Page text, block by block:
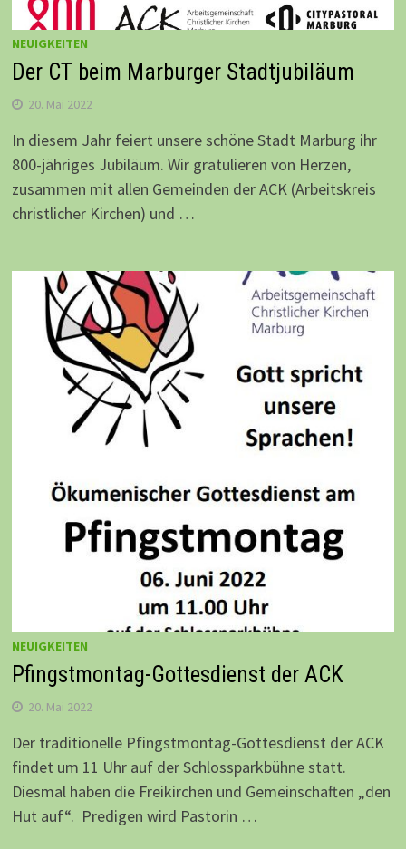
NEUIGKEITEN
Der CT beim Marburger Stadtjubiläum
20. Mai 2022
In diesem Jahr feiert unsere schöne Stadt Marburg ihr
800-jähriges Jubiläum. Wir gratulieren von Herzen,
zusammen mit allen Gemeinden der ACK (Arbeitskreis
christlicher Kirchen) und …
NEUIGKEITEN
Pfingstmontag-Gottesdienst der ACK
20. Mai 2022
Der traditionelle Pfingstmontag-Gottesdienst der ACK
findet um 11 Uhr auf der Schlossparkbühne statt.
Diesmal haben die Freikirchen und Gemeinschaften „den
Hut auf“. Predigen wird Pastorin …